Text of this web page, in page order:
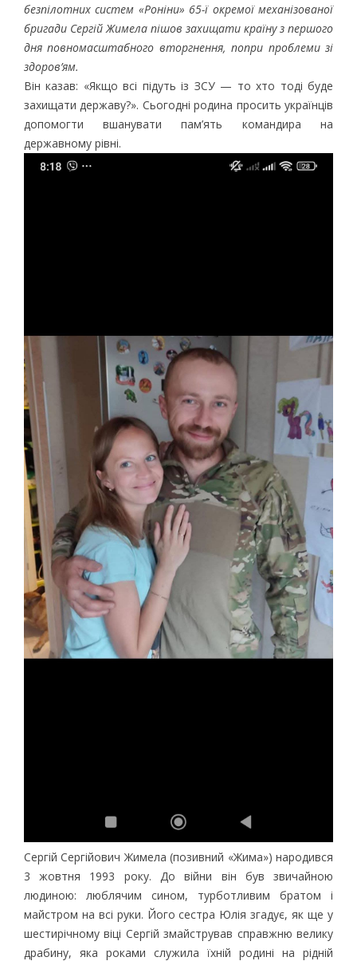
безпілотних систем «Роніни» 65-ї окремої механізованої
бригади Сергій Жимела пішов захищати країну з першого
дня повномасштабного вторгнення, попри проблеми зі
здоров’ям.
Він казав: «Якщо всі підуть із ЗСУ — то хто тоді буде
захищати державу?». Сьогодні родина просить українців
допомогти вшанувати пам’ять командира на
державному рівні.
Сергій Сергійович Жимела (позивний «Жима») народився
3 жовтня 1993 року. До війни він був звичайною
людиною: люблячим сином, турботливим братом і
майстром на всі руки. Його сестра Юлія згадує, як ще у
шестирічному віці Сергій змайстрував справжню велику
драбину, яка роками служила їхній родині на рідній